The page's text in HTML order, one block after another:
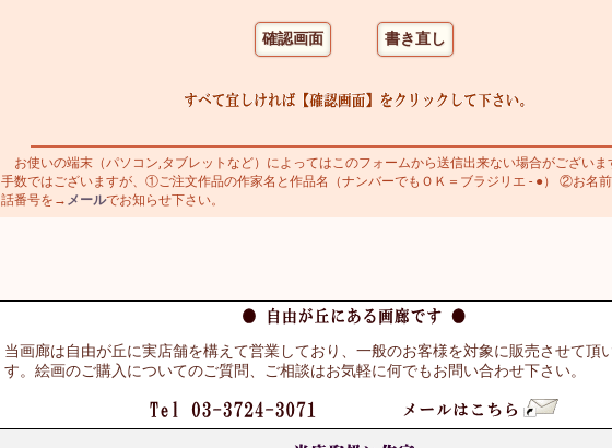
お使いの端末（パソコン,タブレットなど）によってはこのフォームから送信出来ない場合がございま
手数ではございますが、①ご注文作品の作家名と作品名（ナンバーでもＯＫ＝ブラジリエ - ●） ②お名
話番号を→ メールでお知らせ下さい。
当画廊は自由が丘に実店舗を構えて営業しており、一般のお客様を対象に販売させて頂
す。絵画のご購入についてのご質問、ご相談はお気軽に何でもお問い合わせ下さい。